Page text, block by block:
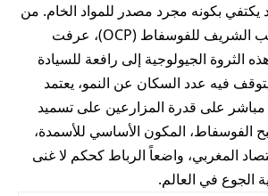
بكونه مجرد مصدر للمواد الخام. من
خلال مجموعة المكتب الشريف للفوسفاط (OCP)، عرفت
الثروة الجيولوجية إلى رافعة للسيادة
فيه عدد السكان عن النمو، يعتمد
مباشر على قدرة المزارعين على تسميد
الفوسفاط، المكون الأساسي للأسمدة،
المغربي، واضعاً الرباط كحكم لا غنى
الجوع في العالم.